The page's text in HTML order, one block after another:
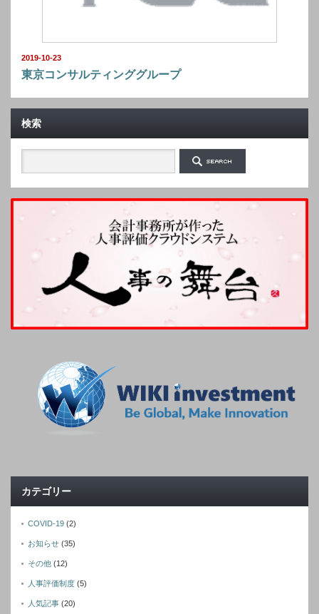
2019-10-23
東京コンサルティンググループ
検索
カテゴリー
COVID-19 (2)
お知らせ (35)
その他 (12)
人事評価制度 (5)
人気記事 (20)